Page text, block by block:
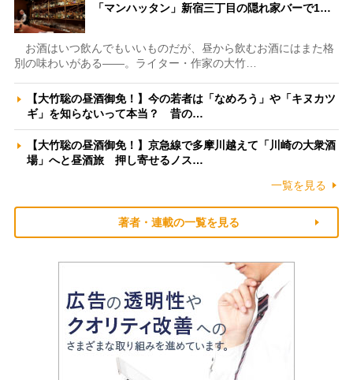
「マンハッタン」新宿三丁目の隠れ家バーで1…
お酒はいつ飲んでもいいものだが、昼から飲むお酒にはまた格
別の味わいがある――。ライター・作家の大竹…
【大竹聡の昼酒御免！】今の若者は「なめろう」や「キヌカツ
ギ」を知らないって本当？ 昔の…
【大竹聡の昼酒御免！】京急線で多摩川越えて「川崎の大衆酒
場」へと昼酒旅 押し寄せるノス…
一覧を見る
著者・連載の一覧を見る